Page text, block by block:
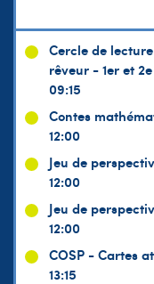
Cercle de
rêveur - 1er et
09:15
Contes
12:00
Jeu de
12:00
Jeu de
12:00
COSP - Cartes
13:15